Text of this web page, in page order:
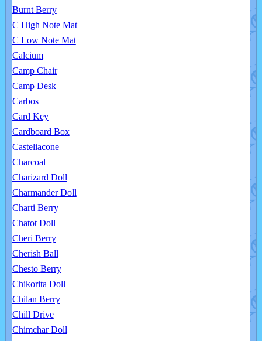
Burnt Berry
C High Note Mat
C Low Note Mat
Calcium
Camp Chair
Camp Desk
Carbos
Card Key
Cardboard Box
Casteliacone
Charcoal
Charizard Doll
Charmander Doll
Charti Berry
Chatot Doll
Cheri Berry
Cherish Ball
Chesto Berry
Chikorita Doll
Chilan Berry
Chill Drive
Chimchar Doll